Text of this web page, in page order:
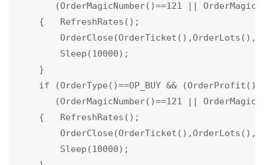
(OrderMagicNumber()==121 ||
{   RefreshRates();
Sleep(10000);
}
if (OrderType()==OP_BUY &&
(OrderMagicNumber()==121 ||
{   RefreshRates();
Sleep(10000);